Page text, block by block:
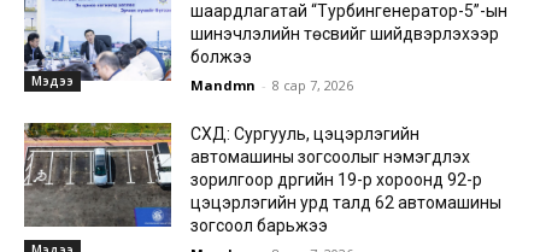
Мэдээ
шаардлагатай “Турбингенератор-5”-ын
шинэчлэлийн төсвийг шийдвэрлэхээр
болжээ
Mandmn - 8 сар 7, 2026
СХД: Сургууль, цэцэрлэгийн
автомашины зогсоолыг нэмэгдүүлэх
зорилгоор дүүргийн 19-р хороонд 92-р
цэцэрлэгийн урд талд 62 автомашины
зогсоол барьжээ